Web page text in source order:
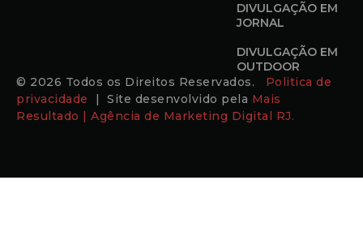
DIVULGAÇÃO EM
JORNAL
DIVULGAÇÃO EM
OUTDOOR
© 2026 Todos os Direitos Reservados. Politica de
privacidade
| Site desenvolvido pela Mais
Resultado | Agência de Marketing Digital RJ.